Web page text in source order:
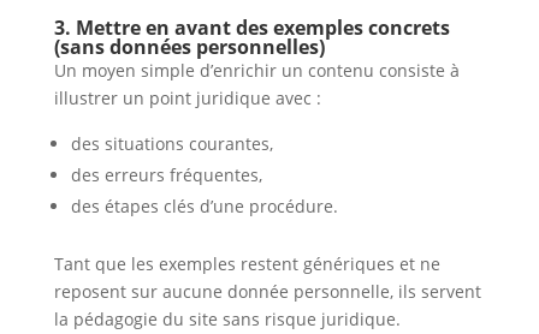
3. Mettre en avant des exemples concrets
(sans données personnelles)
Un moyen simple d’enrichir un contenu consiste à
illustrer un point juridique avec :
des situations courantes,
des erreurs fréquentes,
des étapes clés d’une procédure.
Tant que les exemples restent génériques et ne
reposent sur aucune donnée personnelle, ils servent
la pédagogie du site sans risque juridique.